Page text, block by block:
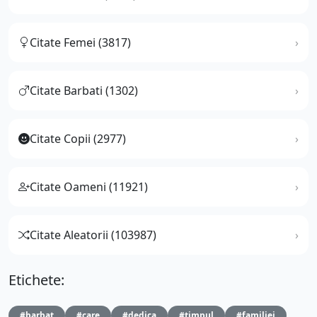
Citate Femei (3817)
Citate Barbati (1302)
Citate Copii (2977)
Citate Oameni (11921)
Citate Aleatorii (103987)
Etichete: